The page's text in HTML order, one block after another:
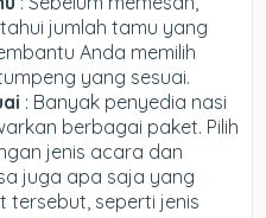
jumlah tamu yang
Anda memilih
yang sesuai.
: Banyak penyedia nasi
berbagai paket. Pilih
jenis acara dan
juga apa saja yang
tersebut, seperti jenis